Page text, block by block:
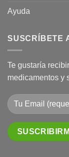
Ayuda
SUSCRÍBETE
Te gustaría
medicamentos y